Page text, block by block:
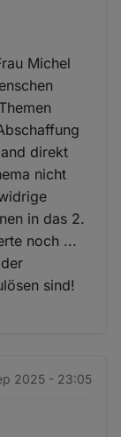
Michel
direkt
nicht
in das 2.
noch ...
sind!
2025 - 23:05